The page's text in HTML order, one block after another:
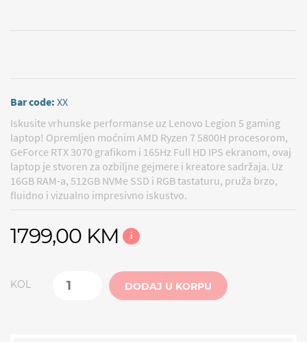
Bar code: XX
Iskusite vrhunske performanse uz Lenovo Legion 5 gaming
laptop! Opremljen moćnim AMD Ryzen 7 5800H procesorom,
GeForce RTX 3070 grafikom i 165Hz Full HD IPS ekranom, ovaj
laptop je stvoren za ozbiljne gejmere i kreatore sadržaja. Uz
16GB RAM-a, 512GB NVMe SSD i RGB tastaturu, pruža brzo,
fluidno i vizualno impresivno iskustvo.
1799,00 KM i
KOL DODAJ U KORPU